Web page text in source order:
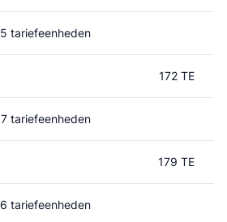
5 tariefeenheden
172 TE
7 tariefeenheden
179 TE
6 tariefeenheden